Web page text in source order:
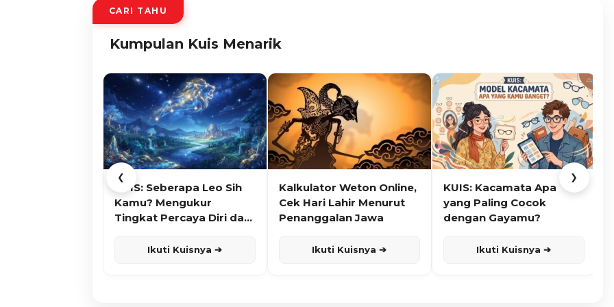
CARI TAHU
Kumpulan Kuis Menarik
❮
KUIS: Seberapa Leo Sih
Kamu? Mengukur
Tingkat Percaya Diri dan
Ikuti Kuisnya ➔
Kalkulator Weton Online,
Cek Hari Lahir Menurut
Penanggalan Jawa
Ikuti Kuisnya ➔
KUIS: Kacamata Apa
yang Paling Cocok
dengan Gayamu?
Ikuti Kuisnya ➔
❯